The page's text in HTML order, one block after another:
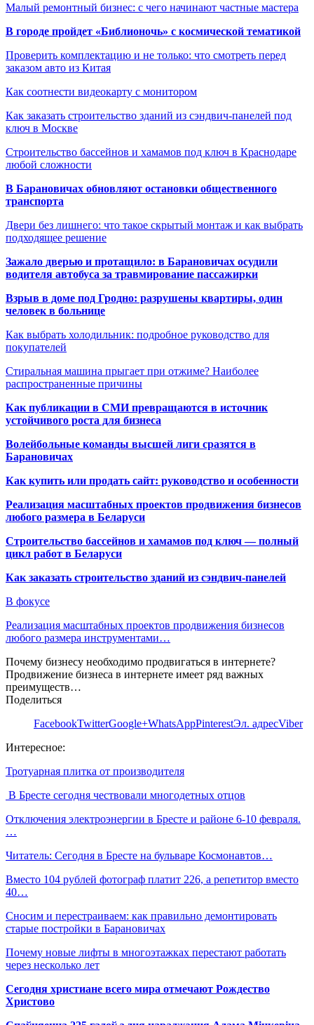
Малый ремонтный бизнес: с чего начинают частные мастера
В городе пройдет «Библионочь» с космической тематикой
Проверить комплектацию и не только: что смотреть перед
заказом авто из Китая
Как соотнести видеокарту с монитором
Как заказать строительство зданий из сэндвич-панелей под
ключ в Москве
Строительство бассейнов и хамамов под ключ в Краснодаре
любой сложности
В Барановичах обновляют остановки общественного
транспорта
Двери без лишнего: что такое скрытый монтаж и как выбрать
подходящее решение
Зажало дверью и протащило: в Барановичах осудили
водителя автобуса за травмирование пассажирки
Взрыв в доме под Гродно: разрушены квартиры, один
человек в больнице
Как выбрать холодильник: подробное руководство для
покупателей
Стиральная машина прыгает при отжиме? Наиболее
распространенные причины
Как публикации в СМИ превращаются в источник
устойчивого роста для бизнеса
Волейбольные команды высшей лиги сразятся в
Барановичах
Как купить или продать сайт: руководство и особенности
Реализация масштабных проектов продвижения бизнесов
любого размера в Беларуси
Строительство бассейнов и хамамов под ключ — полный
цикл работ в Беларуси
Как заказать строительство зданий из сэндвич-панелей
В фокусе
Реализация масштабных проектов продвижения бизнесов
любого размера инструментами…
Почему бизнесу необходимо продвигаться в интернете?
Продвижение бизнеса в интернете имеет ряд важных
преимуществ…
Поделиться
FacebookTwitterGoogle+WhatsAppPinterestЭл. адресViber
Интересное:
Тротуарная плитка от производителя
В Бресте сегодня чествовали многодетных отцов
Отключения электроэнергии в Бресте и районе 6-10 февраля.
…
Читатель: Сегодня в Бресте на бульваре Космонавтов…
Вместо 104 рублей фотограф платит 226, а репетитор вместо
40…
Сносим и перестраиваем: как правильно демонтировать
старые постройки в Барановичах
Почему новые лифты в многоэтажках перестают работать
через несколько лет
Сегодня христиане всего мира отмечают Рождество
Христово